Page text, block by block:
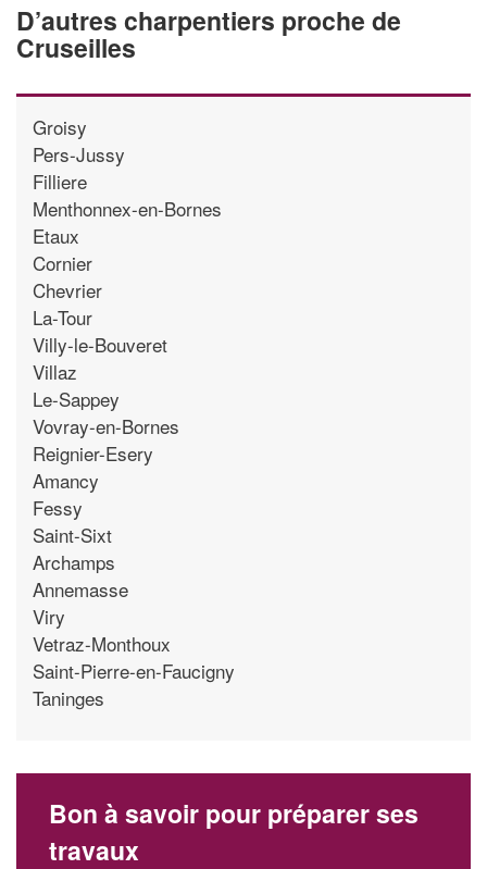
D’autres charpentiers proche de
Cruseilles
Groisy
Pers-Jussy
Filliere
Menthonnex-en-Bornes
Etaux
Cornier
Chevrier
La-Tour
Villy-le-Bouveret
Villaz
Le-Sappey
Vovray-en-Bornes
Reignier-Esery
Amancy
Fessy
Saint-Sixt
Archamps
Annemasse
Viry
Vetraz-Monthoux
Saint-Pierre-en-Faucigny
Taninges
Bon à savoir pour préparer ses
travaux